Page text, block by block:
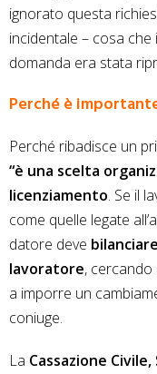
ignorato questa
incidentale – cosa
domanda era stata
Perché è
Perché ribadisce un
“è una scelta
licenziamento. Se il
come quelle legate
datore deve
lavoratore,
a imporre un
coniuge.
La Cassazione Civile,